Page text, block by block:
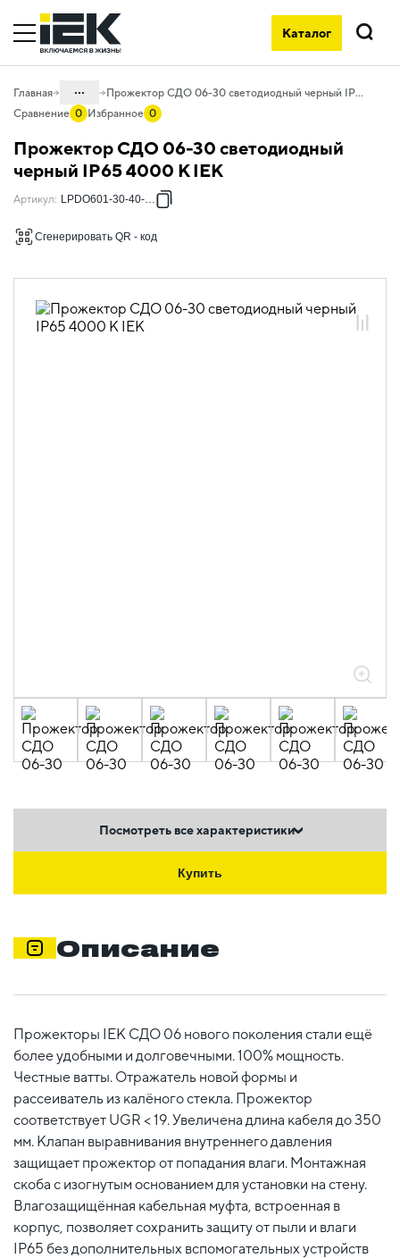
Каталог
Поиск
Главная ...
10. Светотехника
10.05 Уличное и архитектурное
10.05.01 Прожекторы светодиодные
10.05.01.01 Прожекторы СДО-06
Прожектор СДО 06-30 светодиодный черный IP65 4000 K IEK
Сравнение 0 Избранное 0
Прожектор СДО 06-30 светодиодный
черный IP65 4000 K IEK
Артикул: LPDO601-30-40-K02
Сгенерировать QR - код
Посмотреть все характеристики
Купить
Описание
Прожекторы IEK СДО 06 нового поколения стали ещё
более удобными и долговечными. 100% мощность.
Честные ватты. Отражатель новой формы и
рассеиватель из калёного стекла. Прожектор
соответствует UGR < 19. Увеличена длина кабеля до 350
мм. Клапан выравнивания внутреннего давления
защищает прожектор от попадания влаги. Монтажная
скоба с изогнутым основанием для установки на стену.
Влагозащищённая кабельная муфта, встроенная в
корпус, позволяет сохранить защиту от пыли и влаги
IP65 без дополнительных вспомогательных устройств